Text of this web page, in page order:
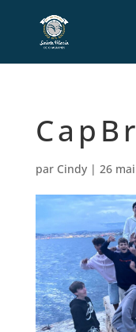
par Cindy| 26